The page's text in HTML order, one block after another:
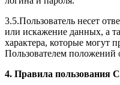
3.5.Пользователь несет
или искажение данных, а
характера, которые могут
Пользователем положений
4. Правила пользования